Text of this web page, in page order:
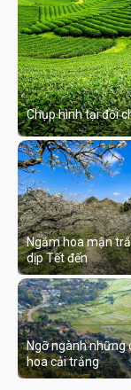
Chụp hình tại đồi
Ngắm hoa mận
dịp Tết đến
Ngỡ ngành những
hoa cải trắng